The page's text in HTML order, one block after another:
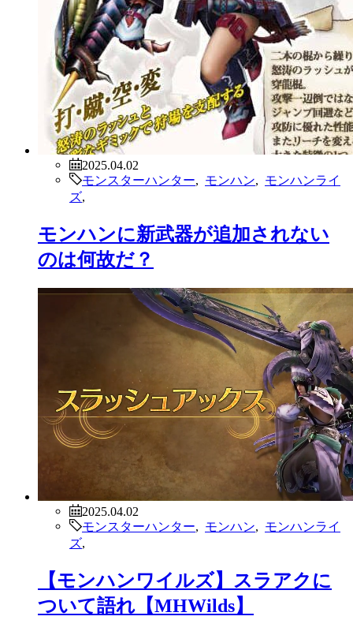
2025.04.02
モンスターハンター
モンハン
モンハンライ
ズ
モンハンに新武器が追加されない
のは何故だ？
2025.04.02
モンスターハンター
モンハン
モンハンライ
ズ
【モンハンワイルズ】スラアクに
ついて語れ【MHWilds】